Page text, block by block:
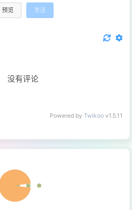
预览 发送
没有评论
Powered by Twikoo v1.5.11